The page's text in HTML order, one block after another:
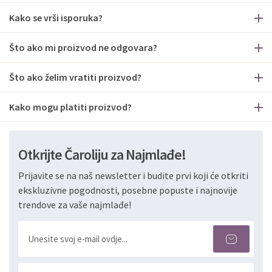
Kako se vrši isporuka?
Što ako mi proizvod ne odgovara?
Što ako želim vratiti proizvod?
Kako mogu platiti proizvod?
Otkrijte Čaroliju za Najmlađe!
Prijavite se na naš newsletter i budite prvi koji će otkriti
ekskluzivne pogodnosti, posebne popuste i najnovije
trendove za vaše najmlađe!